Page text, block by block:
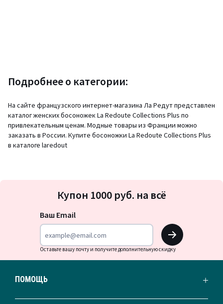
Подробнее о категории:
На сайте французского интернет-магазина Ла Редут представлен
каталог женских босоножек La Redoute Collections Plus по
привлекательным ценам. Модные товары из Франции можно
заказать в России. Купите босоножки La Redoute Collections Plus
в каталоге laredout
на
Купон 1000 руб. на всё
Ваш Email
OK
Оставьте вашу почту и получите дополнительную скидку
ПОМОЩЬ